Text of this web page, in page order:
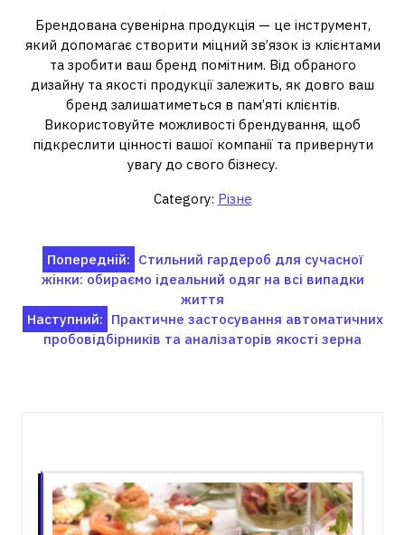
Брендована сувенірна продукція — це інструмент,
який допомагає створити міцний зв’язок із клієнтами
та зробити ваш бренд помітним. Від обраного
дизайну та якості продукції залежить, як довго ваш
бренд залишатиметься в пам’яті клієнтів.
Використовуйте можливості брендування, щоб
підкреслити цінності вашої компанії та привернути
увагу до свого бізнесу.
Category: Різне
Навігація
записів
Попередній: Стильний гардероб для сучасної
жінки: обираємо ідеальний одяг на всі випадки
життя
Наступний: Практичне застосування автоматичних
пробовідбірників та аналізаторів якості зерна